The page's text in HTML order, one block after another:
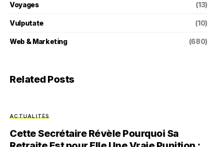
Voyages (13)
Vulputate (10)
Web & Marketing (680)
Related Posts
ACTUALITÉS
Cette Secrétaire Révèle Pourquoi Sa